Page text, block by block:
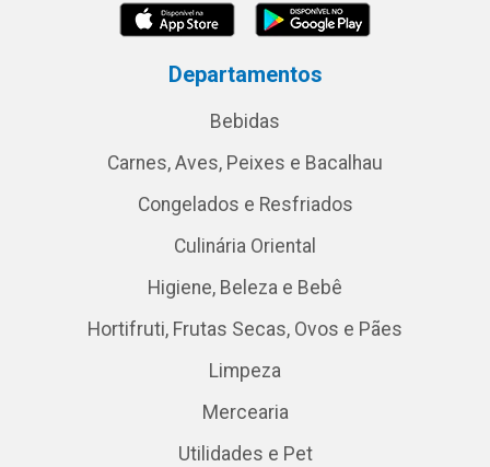
Departamentos
Bebidas
Carnes, Aves, Peixes e Bacalhau
Congelados e Resfriados
Culinária Oriental
Higiene, Beleza e Bebê
Hortifruti, Frutas Secas, Ovos e Pães
Limpeza
Mercearia
Utilidades e Pet